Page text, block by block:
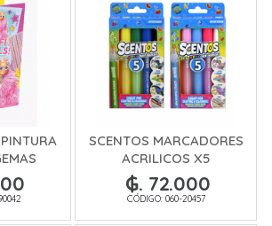
SCENTOS MARCADORES
ACRILICOS X5
₲. 72.000
CÓDIGO: 060-20457